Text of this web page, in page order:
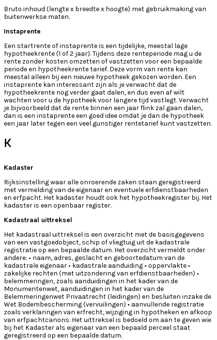
Bruto inhoud (lengte x breedte x hoogte) met gebruikmaking van
buitenwerkse maten.
Instaprente
Een startrente of instaprente is een tijdelijke, meestal lage
hypotheekrente (1 of 2 jaar). Tijdens deze renteperiode mag u de
rente zonder kosten omzetten of vastzetten voor een bepaalde
periode en hypotheekrente tarief. Deze vorm van rente kan
meestal alleen bij een nieuwe hypotheek gekozen worden. Een
instaprente kan interessant zijn als je verwacht dat de
hypotheekrente nog verder gaat dalen, en dus even af wilt
wachten voor u de hypotheek voor langere tijd vastlegt. Verwacht
je bijvoorbeeld dat de rente binnen een jaar flink zal gaan dalen,
dan is een instaprente een goed idee omdat je dan de hypotheek
een jaar later tegen een veel gunstiger rentetarief kunt vastzetten.
K
Kadaster
Rijksinstelling waar alle onroerende zaken staan geregistreerd
met vermelding van de eigenaar en eventuele erfdienstbaarheden
en erfpacht. Het kadaster houdt ook het hypotheekregister bij. Het
kadaster is een openbaar register.
Kadastraal uittreksel
Het kadastraal uittreksel is een overzicht met de basisgegevens
van een vastgoedobject, schip of vliegtuig uit de kadastrale
registratie op een bepaalde datum. Het overzicht vermeldt onder
andere: • naam, adres, geslacht en geboortedatum van de
kadastrale eigenaar • kadastrale aanduiding • oppervlakte •
zakelijke rechten (met uitzondering van erfdienstbaarheden) •
belemmeringen, zoals aanduidingen in het kader van de
Monumentenwet, aanduidingen in het kader van de
Belemmeringenwet Privaatrecht (leidingen) en besluiten inzake de
Wet Bodembescherming (vervuilingen) • aanvullende registratie
zoals verklaringen van erfrecht, wijziging in hypotheken en afkoop
van erfpachtcanons. Het uittreksel is bedoeld om aan te geven wie
bij het Kadaster als eigenaar van een bepaald perceel staat
geregistreerd op een bepaalde datum.